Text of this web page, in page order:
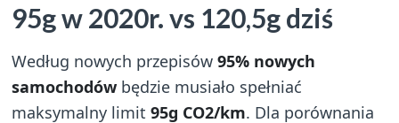
95g w 2020r. vs 120,5g dziś
Według nowych przepisów95% nowych
samochodów będzie musiało spełniać
maksymalny limit95g CO2/km. Dla porównania